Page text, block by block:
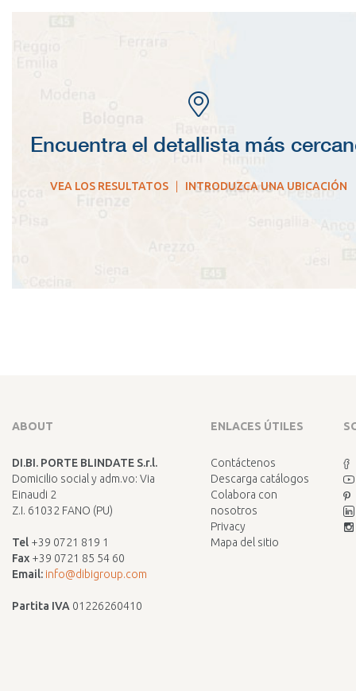
Encuentra el detallista más
VEA LOS RESULTATOS INTRODUZCA UNA UBICACIÓN
ABOUT
DI.BI. PORTE BLINDATE S.r.l.
Domicilio social y adm.vo: Via
Einaudi 2
Z.I. 61032 FANO (PU)
Tel +39 0721 819 1
Fax +39 0721 85 54 60
Email: info@dibigroup.com
Partita IVA 01226260410
ENLACES ÚTILES
Contáctenos
Descarga catálogos
Colabora con
nosotros
Privacy
Mapa del sitio